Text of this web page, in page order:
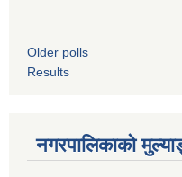
Older polls
Results
नगरपालिकाको